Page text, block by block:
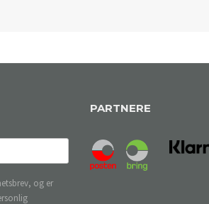
og er
PARTNERE